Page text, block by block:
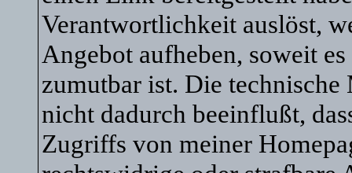
Verantwortlichkeit auslöst,
Angebot aufheben, soweit
zumutbar ist. Die
nicht dadurch beeinflußt,
Zugriffs von meiner